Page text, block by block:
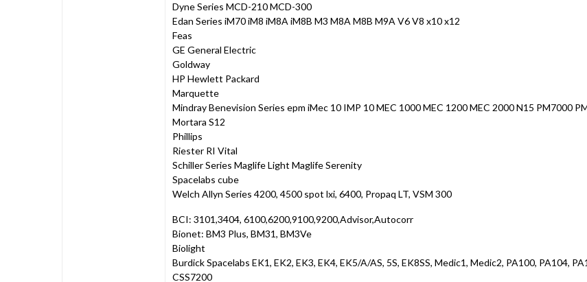
Dyne Series MCD-210 MCD-300
Edan Series iM70 iM8 iM8A iM8B M3 M8A M8B M9A V6 V8 x10 x12
Feas
GE General Electric
Goldway
HP Hewlett Packard
Marquette
Mindray Benevision Series epm iMec 10 IMP 10 MEC 1000 MEC 1200 MEC 2000 N15 PM7000
Mortara S12
Phillips
Riester RI Vital
Schiller Series Maglife Light Maglife Serenity
Spacelabs cube
Welch Allyn Series 4200, 4500 spot lxi, 6400, Propaq LT, VSM 300
BCI: 3101,3404, 6100,6200,9100,9200,Advisor,Autocorr
Bionet: BM3 Plus, BM31, BM3Ve
Biolight
Burdick Spacelabs EK1, EK2, EK3, EK4, EK5/A/AS, 5S, EK8SS, Medic1, Medic2, PA100, PA104,
CSS7200